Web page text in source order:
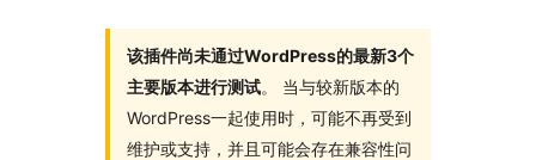
该插件尚未通过WordPress的最新3个
主要版本进行测试。 当与较新版本的
WordPress一起使用时，可能不再受到
维护或支持，并且可能会存在兼容性问